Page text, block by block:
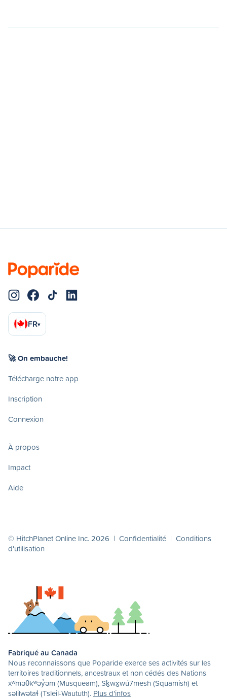
FR▾
🚀 On embauche!
Télécharge notre app
Inscription
Connexion
À propos
Impact
Aide
© HitchPlanet Online Inc. 2026 | Confidentialité | Conditions
d'utilisation
Fabriqué au Canada
Nous reconnaissons que Poparide exerce ses activités sur les
territoires traditionnels, ancestraux et non cédés des Nations
xʷməθkʷəy̓əm (Musqueam), Sḵwx̱wú7mesh (Squamish) et
səlilwətaɬ (Tsleil-Waututh). Plus d'infos